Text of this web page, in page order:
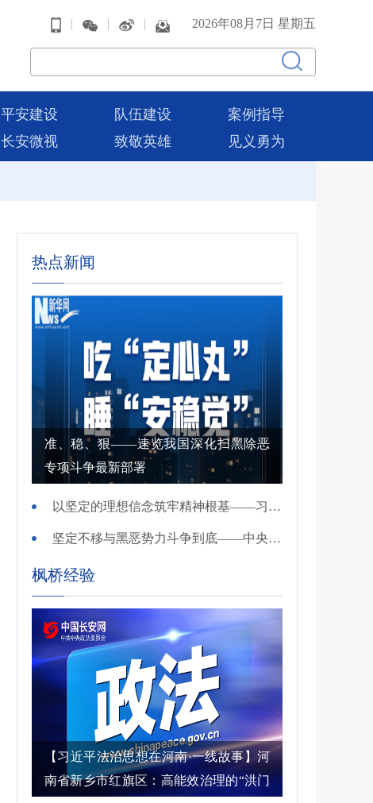
| | | 2026年08月7日 星期五
平安建设 队伍建设
案例指导
长安微视 致敬英雄 见义勇为
热点新闻
准、稳、狠——速览我国深化扫黑除恶
专项斗争最新部署
以坚定的理想信念筑牢精神根基——习近平党建思想理论品格系列述评之一
坚定不移与黑恶势力斗争到底——中央政法委负责同志就开展深化扫黑除恶专项斗争有关问题答记者问
枫桥经验
【习近平法治思想在河南·一线故事】河
南省新乡市红旗区：高能效治理的“洪门